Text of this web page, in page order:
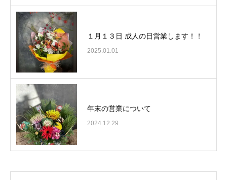
１月１３日 成人の日営業します！！
2025.01.01
年末の営業について
2024.12.29